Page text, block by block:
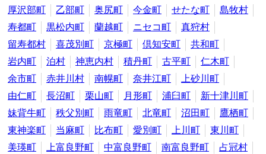
厚沢部町
乙部町 奥尻町 今金町 せたな町
島牧村
寿都町
黒松内町 蘭越町 ニセコ町
真狩村
留寿都村
喜茂別町 京極町 倶知安町
共和町
岩内町
泊村 神恵内村 積丹町 古平町
仁木町
余市町
赤井川村 南幌町 奈井江町
上砂川町
由仁町
長沼町 栗山町 月形町 浦臼町
新十津川町
妹背牛町
秩父別町 雨竜町 北竜町 沼田町
鷹栖町
東神楽町
当麻町 比布町 愛別町 上川町
東川町
美瑛町
上富良野町 中富良野町 南富良野町
占冠村